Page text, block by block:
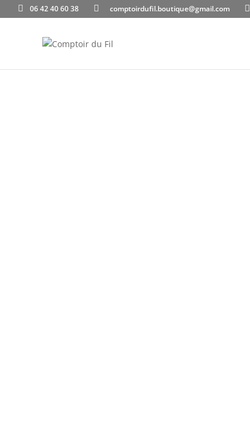
06 42 40 60 38 comptoirdufil.boutique@gmail.com